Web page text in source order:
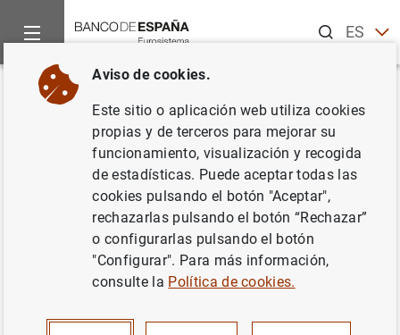
ESEN
Inicio Noticias y eventos
Volver
Estado financiero consolidado
del Eurosistema a 8 de febrero
de 2019
POLÍTICA MONETARIA
Aviso de cookies.
Este sitio o aplicación web utiliza cookies
propias y de terceros para mejorar su
funcionamiento, visualización y recogida
de estadísticas. Puede aceptar todas las
cookies pulsando el botón "Aceptar",
rechazarlas pulsando el botón “Rechazar”
o configurarlas pulsando el botón
"Configurar". Para más información,
consulte la Política de cookies.